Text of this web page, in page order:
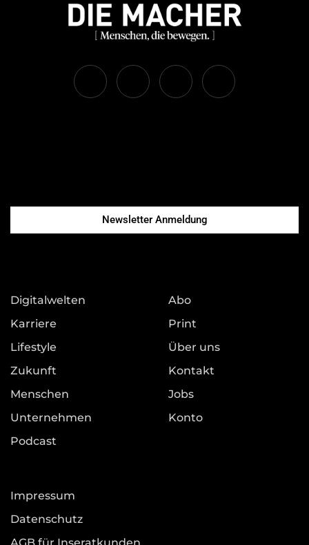
Newsletter Anmeldung
Digitalwelten
Karriere
Lifestyle
Zukunft
Menschen
Unternehmen
Podcast
Abo
Print
Über uns
Kontakt
Jobs
Konto
Impressum
Datenschutz